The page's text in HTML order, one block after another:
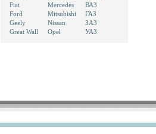
Fiat
Ford
Geely
Great Wall
Mercedes
Mitsubishi
Nissan
Opel
ВАЗ
ГАЗ
ЗАЗ
УАЗ